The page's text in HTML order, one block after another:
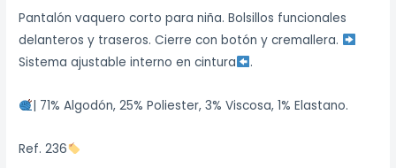
Pantalón vaquero corto para niña. Bolsillos funcionales
delanteros y traseros. Cierre con botón y cremallera.
Sistema ajustable interno en cintura
.
| 71% Algodón, 25% Poliester, 3% Viscosa, 1% Elastano.
Ref. 236